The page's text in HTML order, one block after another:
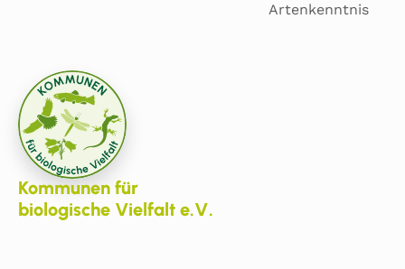
Artenkenntnis
Kommunen für
biologische Vielfalt e.V.